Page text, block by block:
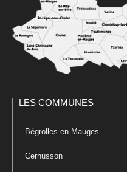
LES COMMUNES
Bégrolles-en-Mauges
Cernusson